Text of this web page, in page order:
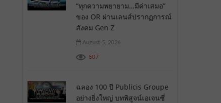
“ทุกความพยายาม…มีค่าเสมอ”
ของ OR ผ่านเลนส์ปรากฏการณ์
สังคม Gen Z
August 5, 2026
507
ฉลอง 100 ปี Publicis Groupe
อย่างยิ่งใหญ่ บทพิสูจน์เอเจนซี่